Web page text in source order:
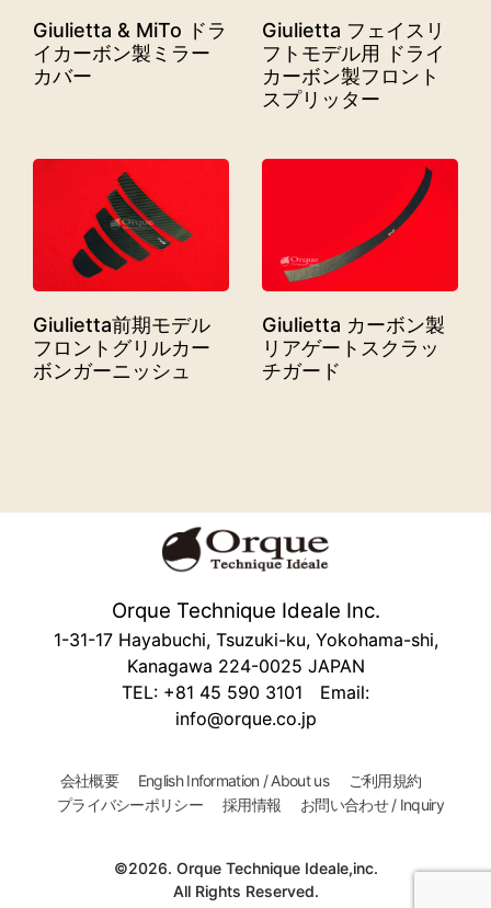
Giulietta & MiTo ドラ
イカーボン製ミラー
カバー
Giulietta フェイスリ
フトモデル用 ドライ
カーボン製フロント
スプリッター
Giulietta前期モデル
フロントグリルカー
ボンガーニッシュ
Giulietta カーボン製
リアゲートスクラッ
チガード
Orque Technique Ideale Inc.
1-31-17 Hayabuchi, Tsuzuki-ku, Yokohama-shi,
Kanagawa 224-0025 JAPAN
TEL: +81 45 590 3101 Email:
info@orque.co.jp
会社概要 English Information / About us
ご利用規約
プライバシーポリシー
採用情報 お問い合わせ / Inquiry
©2026. Orque Technique Ideale,inc.
All Rights Reserved.